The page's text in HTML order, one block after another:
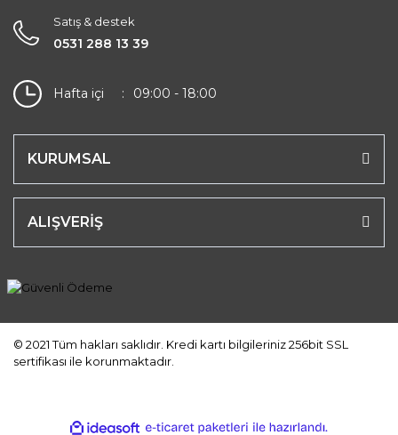
Satış & destek
0531 288 13 39
Hafta içi 09:00 - 18:00
KURUMSAL
ALIŞVERİŞ
© 2021 Tüm hakları saklıdır. Kredi kartı bilgileriniz 256bit SSL
sertifikası ile korunmaktadır.
ideasoft e-